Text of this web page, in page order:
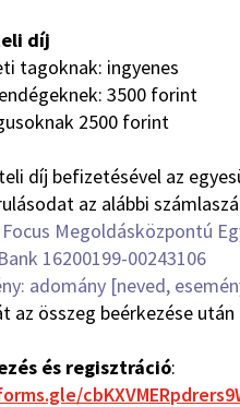
díj
tagoknak: ingyenes
3500 forint
2500 forint
díj befizetésével az
az alábbi
Megoldásközpontú
16200199-00243106
adomány [neved,
az összeg beérkezése
és regisztráció: